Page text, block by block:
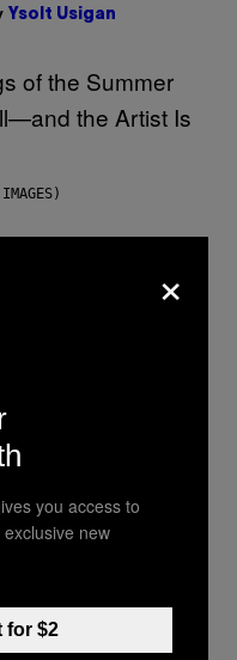
Ysolt Usigan
of the
With AI After
Not Sorry
Tropes
Alpha
×
you access to
new
for $2